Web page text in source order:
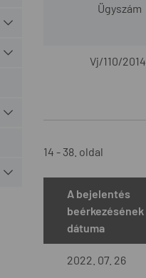
Ügyszám
Vj/110/2014.
14 - 38. oldal
A bejelentés
beérkezésének
dátuma
2022. 07. 26